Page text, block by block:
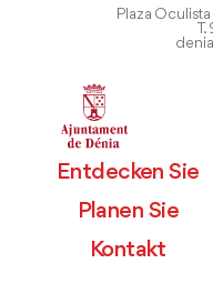
Plaza
Entdecken Sie
Planen Sie
Kontakt